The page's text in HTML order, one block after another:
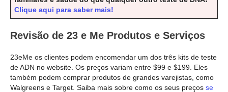
Clique aqui para saber mais!
Revisão de 23 e Me Produtos e Serviços
23eMe os clientes podem encomendar um dos três kits de teste
de ADN no website. Os preços variam entre $99 e $199. Eles
também podem comprar produtos de grandes varejistas, como
Walgreens e Target. Saiba mais sobre como os seus preços se